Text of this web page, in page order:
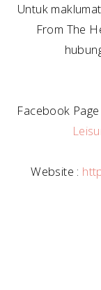
Untuk
From The
Facebook Page
Website :